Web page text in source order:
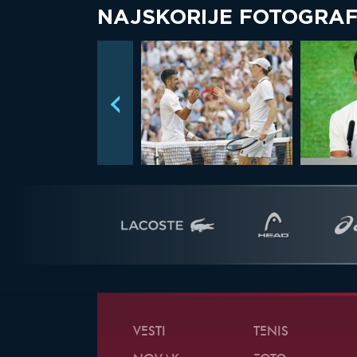
NAJSKORIJE
VESTI TENIS